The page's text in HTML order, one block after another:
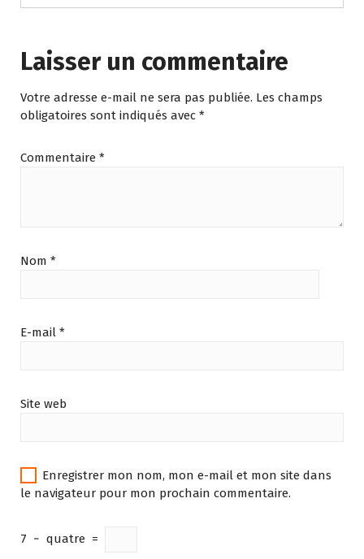
Laisser un commentaire
Votre adresse e-mail ne sera pas publiée. Les champs
obligatoires sont indiqués avec *
Commentaire *
Nom *
E-mail *
Site web
Enregistrer mon nom, mon e-mail et mon site dans
le navigateur pour mon prochain commentaire.
7 − quatre =